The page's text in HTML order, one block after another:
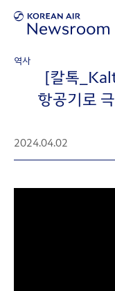
역사
[칼톡
항공기로
2024.04.02